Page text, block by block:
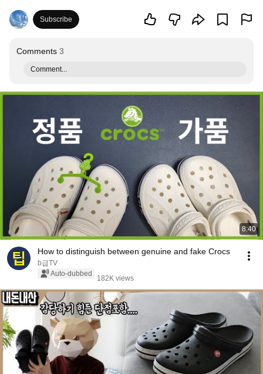
Subscribe
Comments 3
Comment...
8:40
How to distinguish between genuine and fake Crocs
b급TV
Auto-dubbed
182K views